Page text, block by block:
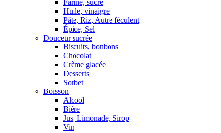
Farine, sucre
Huile, vinaigre
Pâte, Riz, Autre féculent
Épice, Sel
Douceur sucrée
Biscuits, bonbons
Chocolat
Crème glacée
Desserts
Sorbet
Boisson
Alcool
Bière
Jus, Limonade, Sirop
Vin